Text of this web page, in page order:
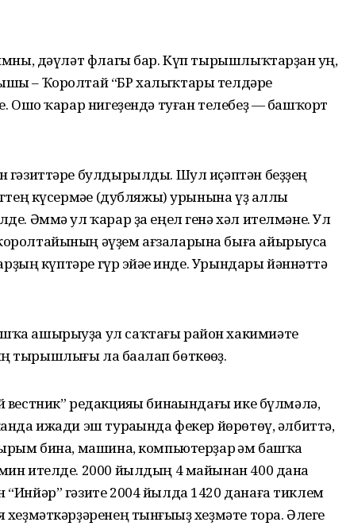
дәүләт флагы бар. Күп тырышлыҡтарҙан һуң,
– Ҡоролтай “БР халыҡтары телдәре
Ошо ҡарар нигеҙендә туған телебеҙ — башҡорт
гәзиттәре булдырылды. Шул иҫәптән беҙҙең
күсермәһе (дубляжы) урынына үҙ аллы
Әммә ул ҡарар ҙа еңел генә хәл ителмәне. Ул
әүҙем ағзаларына быға айырыуса
күптәре гүр эйәһе инде. Урындары йәннәттә
ашырыуҙа ул саҡтағы район хакимиәте
ла баһалап бөткөһөҙ.
редакцияһы бинаһындағы ике бүлмәлә,
ижади эш тураһында фекер йөрөтөү, әлбиттә,
бина, машина, компьютерҙар һәм башҡа
ителде. 2000 йылдың 4 майынан 400 дана
гәзите 2004 йылда 1420 данаға тиклем
тынғыһыҙ хеҙмәте тора. Әлеге